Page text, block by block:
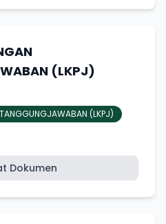
(LKPJ)
(LKPJ)
Dokumen